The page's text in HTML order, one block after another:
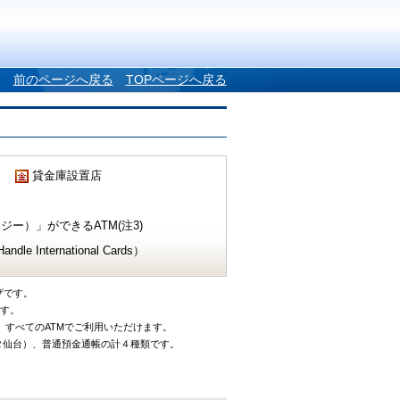
前のページへ戻る TOPページへ戻る
貸金庫設置店
ー）」ができるATM(注3)
International Cards）
す。
。
べてのATMでご利用いただけます。
台）、普通預金通帳の計４種類です。